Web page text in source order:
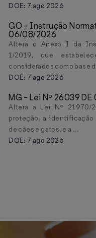
DOE: 7 ago 2026
GO - Instrução
06/08/2026
Altera o Anexo I da
1/2019, que
considerados como base
DOE: 7 ago 2026
MG - Lei Nº 26039
Altera a Lei Nº 21970/
proteção, a
de cães e gatos, e a ...
DOE: 7 ago 2026